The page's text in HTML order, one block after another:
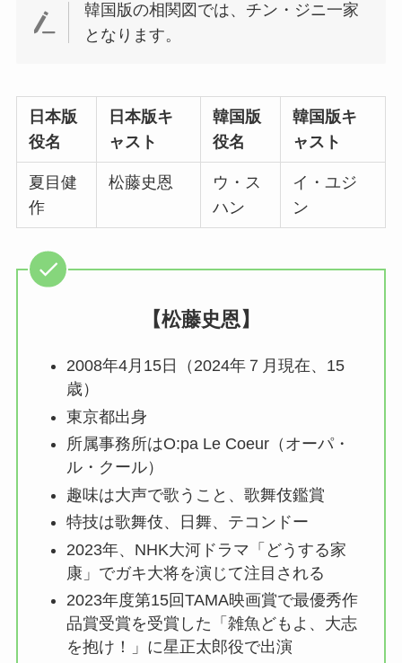
韓国版の相関図では、チン・ジニ一家
となります。
日本版
役名
日本版キ
ャスト
韓国版
役名
韓国版キ
ャスト
夏目健
作
松藤史恩
ウ・ス
ハン
イ・ユジ
ン
【松藤史恩】
2008年4月15日（2024年７月現在、15
歳）
東京都出身
所属事務所はO:pa Le Coeur（オーパ・
ル・クール）
趣味は大声で歌うこと、歌舞伎鑑賞
特技は歌舞伎、日舞、テコンドー
2023年、NHK大河ドラマ「どうする家
康」でガキ大将を演じて注目される
2023年度第15回TAMA映画賞で最優秀作
品賞受賞を受賞した「雑魚どもよ、大志
を抱け！」に星正太郎役で出演